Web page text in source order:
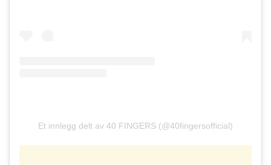
Et innlegg delt av 40 FINGERS (@40fingersofficial)